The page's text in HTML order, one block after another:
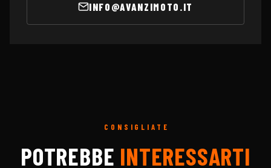
INFO@AVANZIMOTO.IT
CONSIGLIATE
POTREBBE INTERESSARTI